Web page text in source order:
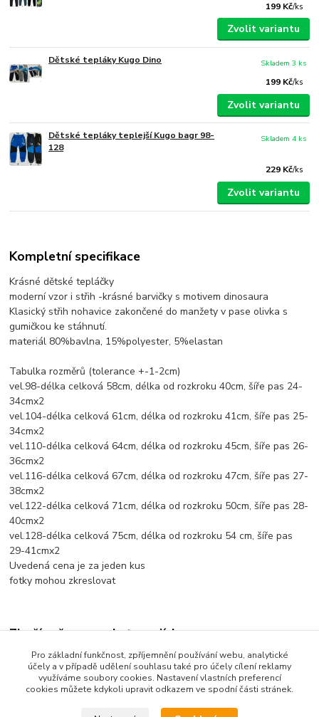
199 Kč/ks
Zvolit variantu
Dětské tepláky Kugo Dino
199 Kč/ks
Skladem 3 ks
Zvolit variantu
Dětské tepláky teplejší Kugo bagr 98-
128
229 Kč/ks
Skladem 4 ks
Zvolit variantu
Kompletní specifikace
Krásné dětské tepláčky
moderní vzor i střih -krásné barvičky s motivem dinosaura
Klasický střih nohavice zakončené do manžety v pase olivka s
gumičkou ke stáhnutí.
materiál 80%bavlna, 15%polyester, 5%elastan
Tabulka rozměrů (tolerance +-1-2cm)
vel.98-délka celková 58cm, délka od rozkroku 40cm, šíře pas 24-
34cmx2
vel.104-délka celková 61cm, délka od rozkroku 41cm, šíře pas 25-
34cmx2
vel.110-délka celková 64cm, délka od rozkroku 45cm, šíře pas 26-
36cmx2
vel.116-délka celková 67cm, délka od rozkroku 47cm, šíře pas 27-
38cmx2
vel.122-délka celková 71cm, délka od rozkroku 50cm, šíře pas 28-
40cmx2
vel.128-délka celková 75cm, délka od rozkroku 54 cm, šíře pas
29-41cmx2
Uvedená cena je za jeden kus
fotky mohou zkreslovat
Zboží zařazeno v kategoriích
Dětské oblečení
Dětské kalhoty
Pro základní funkčnost, zpříjemnění používání webu, analytické
účely a v případě udělení souhlasu také pro účely cílení reklamy
využíváme soubory cookies. Nastavení vlastních preferencí
cookies můžete kdykoli upravit odkazem ve spodní části stránek.